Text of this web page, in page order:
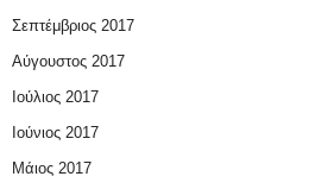
Σεπτέμβριος 2017
Αύγουστος 2017
Ιούλιος 2017
Ιούνιος 2017
Μάιος 2017